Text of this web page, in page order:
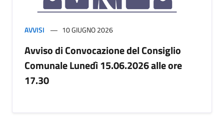
AVVISI 10 GIUGNO 2026
Avviso di Convocazione del Consiglio
Comunale Lunedì 15.06.2026 alle ore
17.30